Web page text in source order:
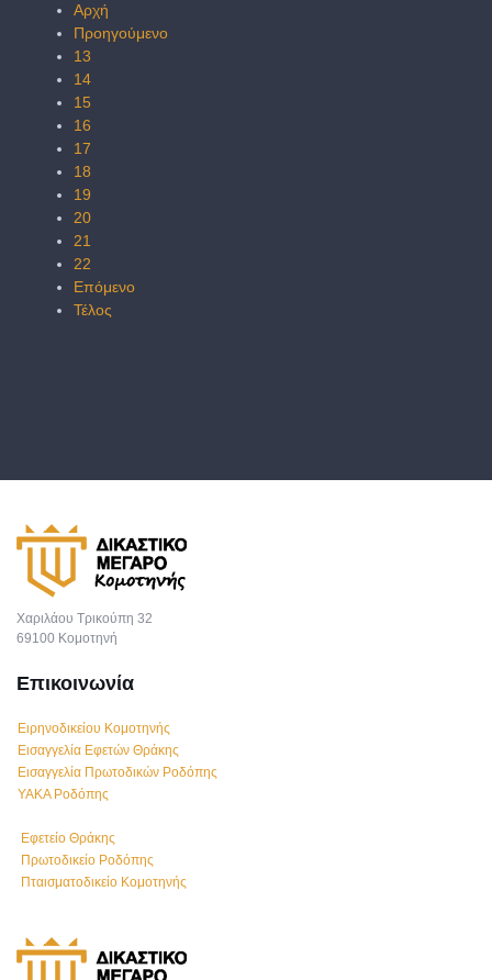
Αρχή
Προηγούμενο
13
14
15
16
17
18
19
20
21
22
Επόμενο
Τέλος
Χαριλάου Τρικούπη 32
69100 Κομοτηνή
Επικοινωνία
Ειρηνοδικείου Κομοτηνής
Εισαγγελία Εφετών Θράκης
Εισαγγελία Πρωτοδικών Ροδόπης
ΥΑΚΑ Ροδόπης
Εφετείο Θράκης
Πρωτοδικείο Ροδόπης
Πταισματοδικείο Κομοτηνής